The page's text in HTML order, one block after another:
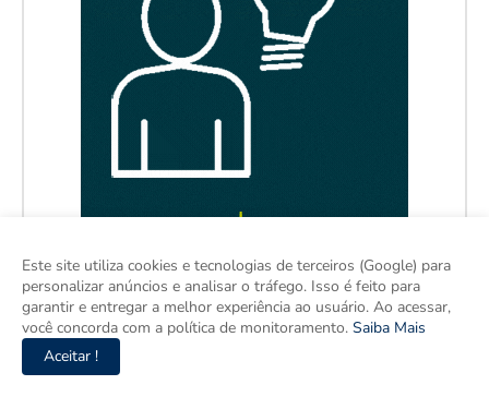
Este site utiliza cookies e tecnologias de terceiros (Google) para
personalizar anúncios e analisar o tráfego. Isso é feito para
garantir e entregar a melhor experiência ao usuário. Ao acessar,
você concorda com a política de monitoramento. Saiba Mais
Aceitar !